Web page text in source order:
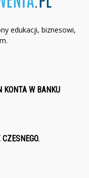
edukacji, biznesowi,
KONTA W BANKU